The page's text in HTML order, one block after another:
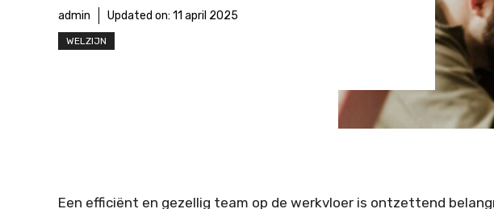
admin Updated on: 11 april 2025
WELZIJN
Een efficiënt en gezellig team op de werkvloer is ontzettend